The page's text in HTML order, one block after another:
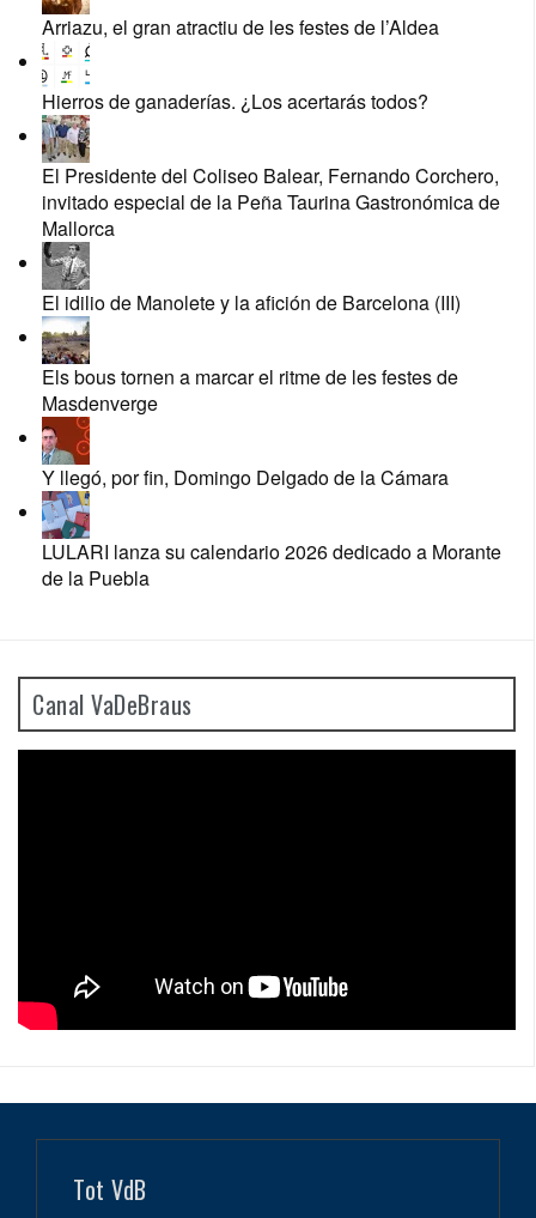
Arriazu, el gran atractiu de les festes de l’Aldea
Hierros de ganaderías. ¿Los acertarás todos?
El Presidente del Coliseo Balear, Fernando Corchero,
invitado especial de la Peña Taurina Gastronómica de
Mallorca
El idilio de Manolete y la afición de Barcelona (III)
Els bous tornen a marcar el ritme de les festes de
Masdenverge
Y llegó, por fin, Domingo Delgado de la Cámara
LULARI lanza su calendario 2026 dedicado a Morante
de la Puebla
Canal VaDeBraus
Tot VdB